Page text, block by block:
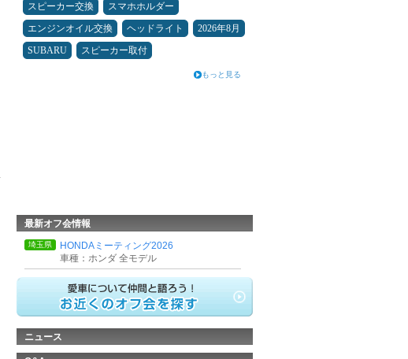
スピーカー交換
スマホホルダー
エンジンオイル交換
ヘッドライト
2026年8月
SUBARU
スピーカー取付
もっと見る
最新オフ会情報
埼玉県
HONDAミーティング2026
車種：ホンダ 全モデル
ニュース